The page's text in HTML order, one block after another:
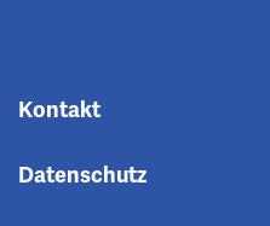
Kontakt
Datenschutz